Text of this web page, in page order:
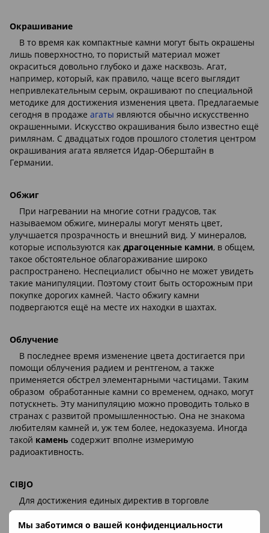
Мы заботимся о вашей конфиденциальности
Окрашивание
В то время как компактные камни могут быть окрашены
лишь поверхностно, то пористый материал может
окраситься довольно глубоко и даже насквозь. Агат,
например, который, как правило, чаще всего выглядит
непривлекательным серым, окрашивают по специальной
методике для достижения изменения цвета. Предлагаемые
сегодня в продаже агаты являются обычно искусственно
окрашенными. Искусство окрашивания было известно ещё
римлянам. С двадцатых годов прошлого столетия центром
окрашивания агата является Идар-Оберштайн в
Германии.
Обжиг
При нагревании на многие сотни градусов, так
называемом обжиге, минералы могут менять цвет,
улучшается прозрачность и внешний вид. У минералов,
которые используются как драгоценные камни, в общем,
такое обстоятельное облагораживание широко
распространено. Неспециалист обычно не может увидеть
такие манипуляции. Поэтому стоит быть осторожным при
покупке дорогих камней. Часто обжигу камни
подвергаются ещё на месте их находки в шахтах.
Облучение
В последнее время изменение цвета достигается при
помощи облучения радием и рентгеном, а также
применяется обстрел элементарными частицами. Таким
образом обработанные камни со временем, однако, могут
потускнеть. Эту манипуляцию можно проводить только в
странах с развитой промышленностью. Она не знакома
любителям камней и, уж тем более, недоказуема. Иногда
такой камень содержит вполне измеримую
радиоактивность.
CIBJO
Для достижения единых директив в торговле
минералами,украшениями и драгоценными камнямив
1961 году была основана международная организация